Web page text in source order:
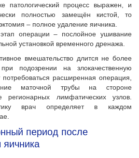
патологический процесс выражен, и
полностью замещён кистой, то
– полное удаление яичника.
операции – послойное ушивание
установкой временного дренажа.
вмешательство длится не более
подозрении на злокачественную
расширенная операция,
маточной трубы на стороне
лимфатических узлов.
врач определяет в каждом
период после
яичника